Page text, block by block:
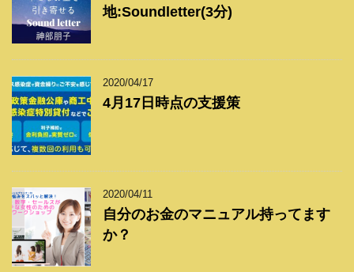
地:Soundletter(3分)
2020/04/17
4月17日時点の支援策
2020/04/11
自分のお金のマニュアル持ってます
か？